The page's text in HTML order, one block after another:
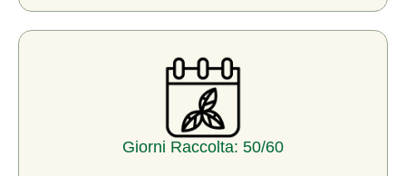
Giorni Raccolta: 50/60